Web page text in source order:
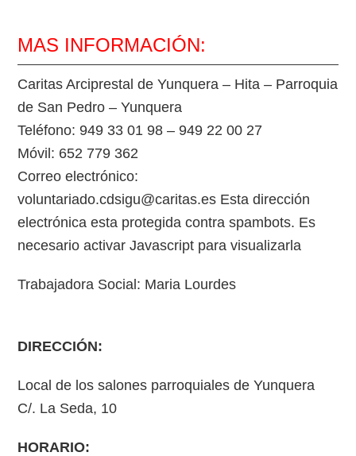
MAS INFORMACIÓN:
Caritas Arciprestal de Yunquera – Hita – Parroquia
de San Pedro – Yunquera
Teléfono: 949 33 01 98 – 949 22 00 27
Móvil: 652 779 362
Correo electrónico:
voluntariado.cdsigu@caritas.es Esta dirección
electrónica esta protegida contra spambots. Es
necesario activar Javascript para visualizarla
Trabajadora Social: Maria Lourdes
DIRECCIÓN:
Local de los salones parroquiales de Yunquera
C/. La Seda, 10
HORARIO: